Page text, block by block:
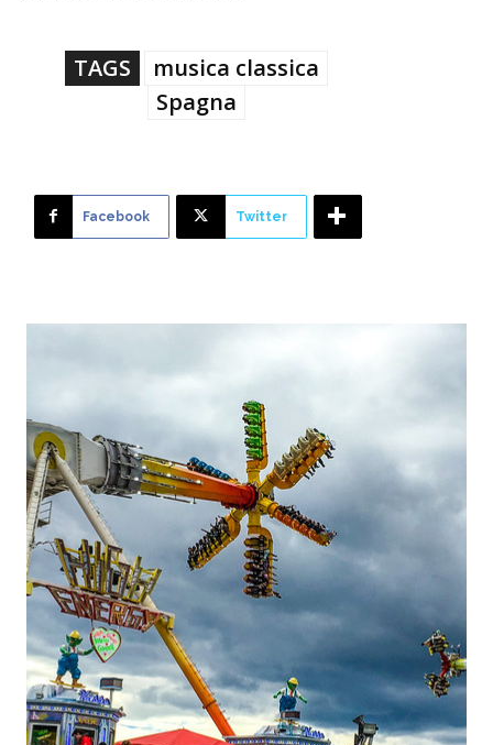
TAGS
musica classica
Spagna
Facebook Twitter